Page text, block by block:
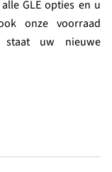
GLE opties en u
onze voorraad
staat uw nieuwe